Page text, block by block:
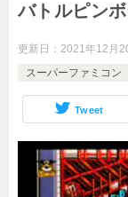
バトルピン
更新日： 2021年12月
スーパーファミコン
Tweet